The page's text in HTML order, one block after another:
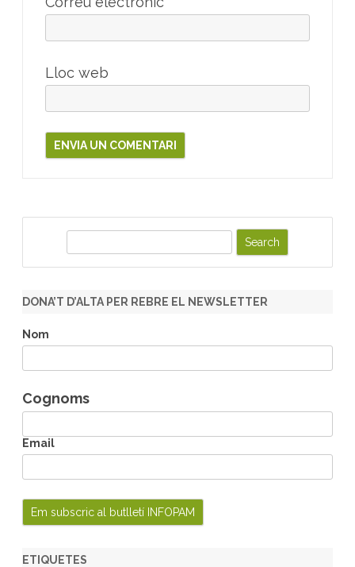
Lloc web
r
h
DONA’T D’ALTA PER REBRE EL NEWSLETTER
Nom
Cognoms
Email
ETIQUETES